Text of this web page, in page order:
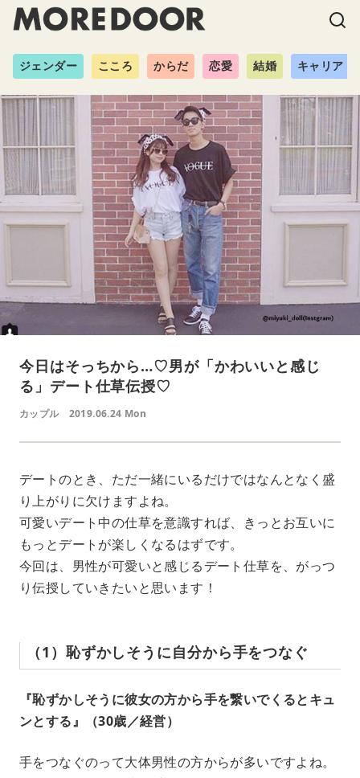
ジェンダー こころ からだ 恋愛 結婚 キャリア
今日はそっちから…♡男が「かわいいと感じ
る」デート仕草伝授♡
カップル 2019.06.24 Mon
デートのとき、ただ一緒にいるだけではなんとなく盛
り上がりに欠けますよね。
可愛いデート中の仕草を意識すれば、きっとお互いに
もっとデートが楽しくなるはずです。
今回は、男性が可愛いと感じるデート仕草を、がっつ
り伝授していきたいと思います！
（1）恥ずかしそうに自分から手をつなぐ
『恥ずかしそうに彼女の方から手を繋いでくるとキュ
ンとする』（30歳／経営）
手をつなぐのって大体男性の方からが多いですよね。